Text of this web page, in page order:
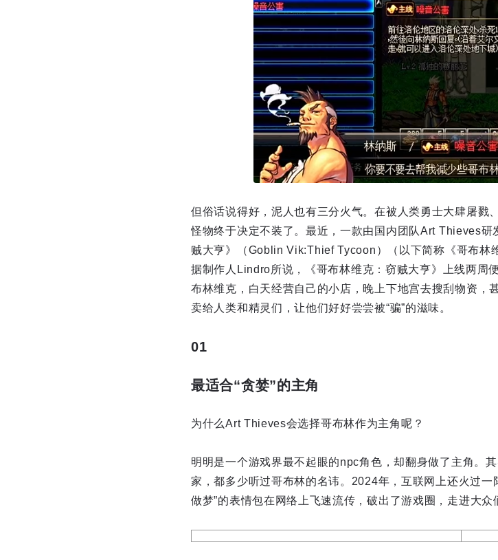
但俗话说得好，泥人也有三分火气。在被人类勇士大肆屠戮
怪物终于决定不装了。最近，一款由国内团队Art Thieves
贼大亨》（Goblin Vik:Thief Tycoon）（以下简称《哥布林
据制作人Lindro所说，《哥布林维克：窃贼大亨》上线两周
布林维克，白天经营自己的小店，晚上下地宫去搜刮物资，
卖给人类和精灵们，让他们好好尝尝被“骗”的滋味。
01
最适合“贪婪”的主角
为什么Art Thieves会选择哥布林作为主角呢？
明明是一个游戏界最不起眼的npc角色，却翻身做了主角。
家，都多少听过哥布林的名讳。2024年，互联网上还火过一
做梦”的表情包在网络上飞速流传，破出了游戏圈，走进大众